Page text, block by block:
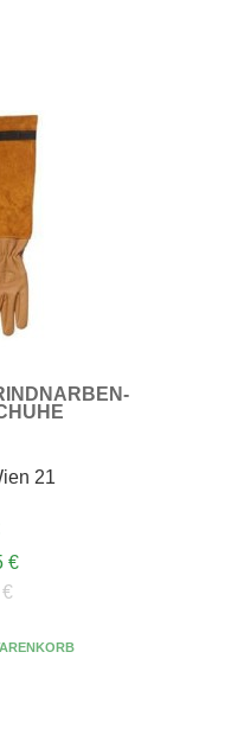
21
€